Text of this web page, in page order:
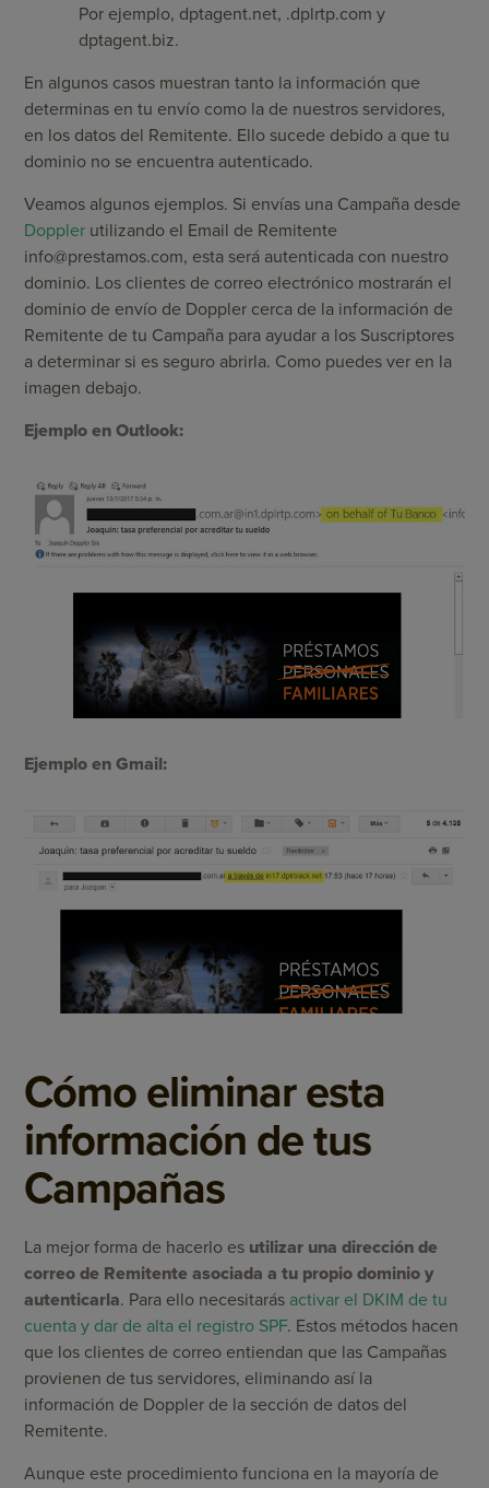
Por ejemplo, dptagent.net, .dplrtp.com y
dptagent.biz.
En algunos casos muestran tanto la información que
determinas en tu envío como la de nuestros servidores,
en los datos del Remitente. Ello sucede debido a que tu
dominio no se encuentra autenticado.
Veamos algunos ejemplos. Si envías una Campaña desde
Doppler utilizando el Email de Remitente
info@prestamos.com, esta será autenticada con nuestro
dominio. Los clientes de correo electrónico mostrarán el
dominio de envío de Doppler cerca de la información de
Remitente de tu Campaña para ayudar a los Suscriptores
a determinar si es seguro abrirla. Como puedes ver en la
imagen debajo.
Ejemplo en Outlook:
Ejemplo en Gmail:
Cómo eliminar esta
información de tus
Campañas
La mejor forma de hacerlo es utilizar una dirección de
correo de Remitente asociada a tu propio dominio y
autenticarla. Para ello necesitarás activar el DKIM de tu
cuenta y dar de alta el registro SPF. Estos métodos hacen
que los clientes de correo entiendan que las Campañas
provienen de tus servidores, eliminando así la
información de Doppler de la sección de datos del
Remitente.
Aunque este procedimiento funciona en la mayoría de